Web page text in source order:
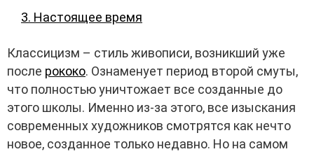
3. Настоящее время
Классицизм – стиль живописи, возникший уже
после рококо. Ознаменует период второй смуты,
что полностью уничтожает все созданные до
этого школы. Именно из-за этого, все изыскания
современных художников смотрятся как нечто
новое, созданное только недавно. Но на самом